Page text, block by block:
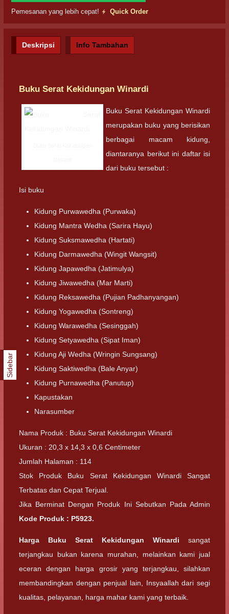
Pemesanan yang lebih cepat! Quick Order
Deskripsi Info Tambahan
Buku Serat Kekidungan Winardi
Buku Serat Kekidungan Winardi
merupakan buku yang berisikan
berbagai macam kidung,
diantaranya berikut ini daftar isi
dari buku tersebut :
Isi buku
Kidung Purwawedha (Purwaka)
Kidung Mantra Wedha (Sarira Hayu)
Kidung Suksmawedha (Hartati)
Kidung Darmawedha (Wingit Wangsit)
Kidung Japawedha (Jatimulya)
Kidung Jiwawedha (Mar Marti)
Kidung Reksawedha (Pujian Padhanyangan)
Kidung Yogawedha (Sontreng)
Kidung Warawedha (Sesinggah)
Kidung Setyawedha (Sipat Iman)
Kidung Aji Wedha (Wringin Sungsang)
Kidung Saktiwedha (Bale Anyar)
Kidung Purnawedha (Panutup)
Kapustakan
Narasumber
Nama Produk : Buku Serat Kekidungan Winardi
Ukuran : 20,3 x 14,3 x 0,6 Centimeter
Jumlah Halaman : 114
Stok Produk Buku Serat Kekidungan Winardi Sangat
Terbatas dan Cepat Terjual.
Jika Berminat Dengan Produk Ini Sebutkan Pada Admin
Kode Produk : P5923.
Harga Buku Serat Kekidungan Winardi sangat
terjangkau bukan karena murahan, melainkan kami jual
eceran dengan harga grosir yang terjangkau, silahkan
membandingkan dengan penjual lain, Insyaallah dari segi
kualitas, pelayanan, harga mahar kami yang terbaik.
Sidebar